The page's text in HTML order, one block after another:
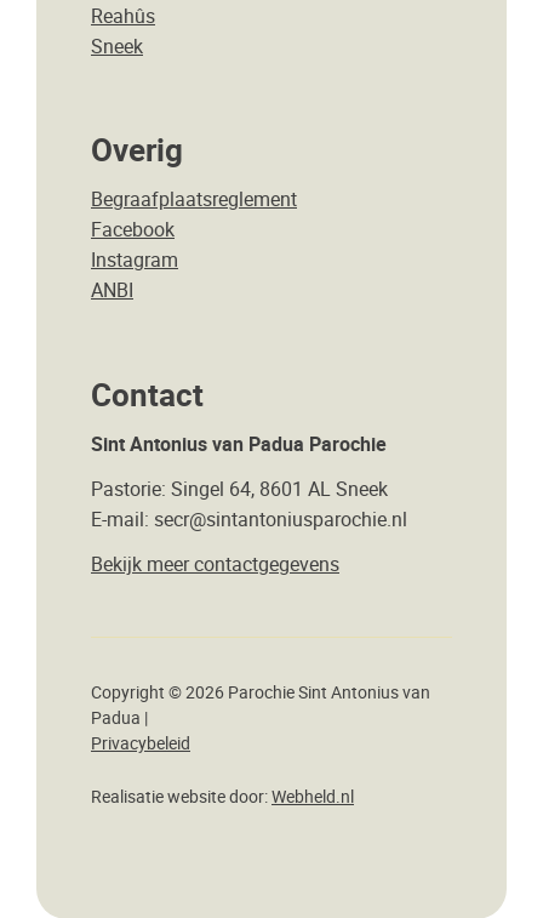
Reahûs
Sneek
Overig
Begraafplaatsreglement
Facebook
Instagram
ANBI
Contact
Sint Antonius van Padua Parochie
Pastorie: Singel 64, 8601 AL Sneek
E-mail: secr@sintantoniusparochie.nl
Bekijk meer contactgegevens
Copyright © 2026 Parochie Sint Antonius van
Padua |
Privacybeleid
Realisatie website door:Webheld.nl